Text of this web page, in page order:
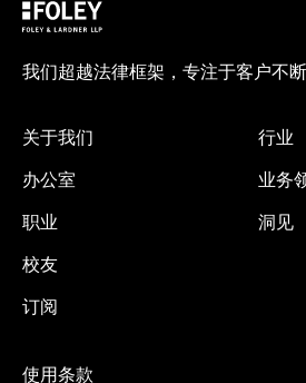
我们超越法律框架，专注于客户不断
关于我们
办公室
职业
校友
订阅
行业
业务
洞见
使用条款